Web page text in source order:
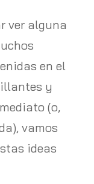
ver alguna
en el
y
(o,
vamos
ideas